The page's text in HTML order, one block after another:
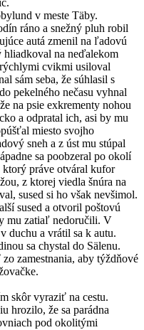
v meste Täby.
ráno a snežný pluh robil
autá zmenil na ľadovú
hliadkoval na neďalekom
cvikmi usiloval
sám seba, že súhlasil s
pekelného nečasu vyhnal
na psie exkrementy nohou
a odpratal ich, asi by mu
miesto svojho
sneh a z úst mu stúpal
sa poobzeral po okolí
práve otváral kufor
z ktorej viedla šnúra na
sused si ho však nevšimol.
sused a otvoril poštovú
mu zatiaľ nedoručili. V
duchu a vrátil sa k autu.
sa chystal do Sälenu.
zamestnania, aby týždňové
skôr vyraziť na cestu.
hrozilo, že sa parádna
pod okolitými